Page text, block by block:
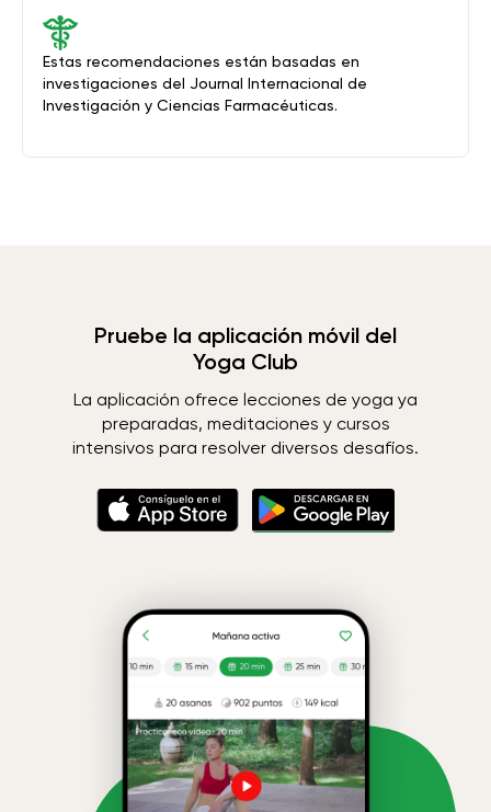
Estas recomendaciones están basadas en
investigaciones del Journal Internacional de
Investigación y Ciencias Farmacéuticas.
Pruebe la aplicación móvil del
Yoga Club
La aplicación ofrece lecciones de yoga ya
preparadas, meditaciones y cursos
intensivos para resolver diversos desafíos.